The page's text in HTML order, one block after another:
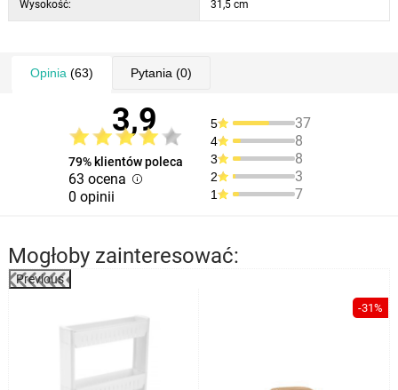
Wysokość: 31,5 cm
Opinia (63) Pytania (0)
3,9
79% klientów poleca
63 ocena
0 opinii
5 37
4 8
3 8
2 3
1 7
Mogłoby zainteresować:
Previous
-31%